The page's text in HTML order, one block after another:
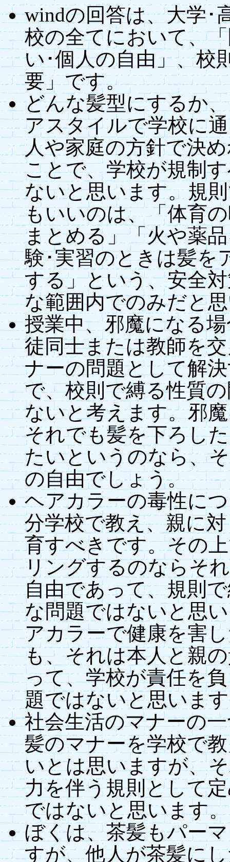
windの回答は、大学･
校の全てにおいて、
い･個人の自由」、校
要」です。
どんな髪型にするか
アスタイルで学校に
人や家庭の方針で決
ことで、学校が規制
ないと思います。規
もいいのは、「体育
まとめる」「火や薬
験･実習のときは髪を
する」という、安全
な範囲内でのみだと
授業中、邪魔になる
徒同士または教師を
ナーの問題として解
で、校則で縛る性質
ないと考えます。邪
それでも髪を下ろし
たいというのなら、
の自由でしょう。
ヘアカラーの毒性に
分学校で教え、親に
育すべきです。その
リングするのならそ
自由であって、規則
な問題ではないと思
アカラーで健康を害
も、それは本人と親
って、学校が責任を
題ではないと思いま
社会生活のマナーの
髪のマナーを学校で
いとは思いますが、
力を伴う規則として
ではないと思います。
ぼくは、茶髪もパー
すが、他人が茶髪に